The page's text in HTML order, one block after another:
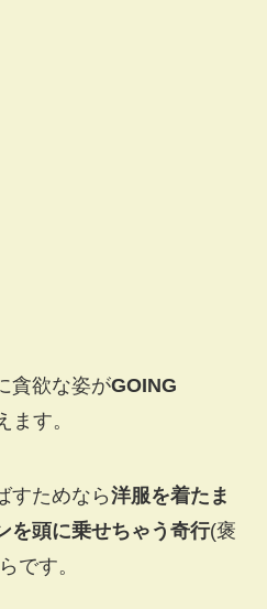
貪欲な姿がGOING
ます。
すためなら洋服を着たま
を頭に乗せちゃう奇行(褒
です。